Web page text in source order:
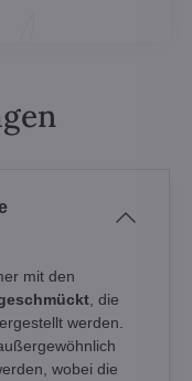
mit den
, die
werden.
wobei die